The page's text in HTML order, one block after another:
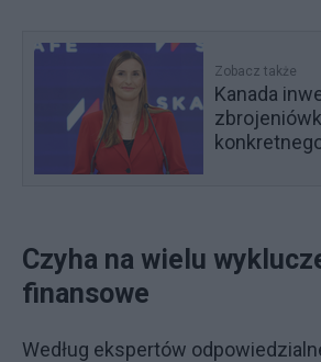
Zobacz także
Kanada
Czyha na wielu
finansowe
Według ekspertów